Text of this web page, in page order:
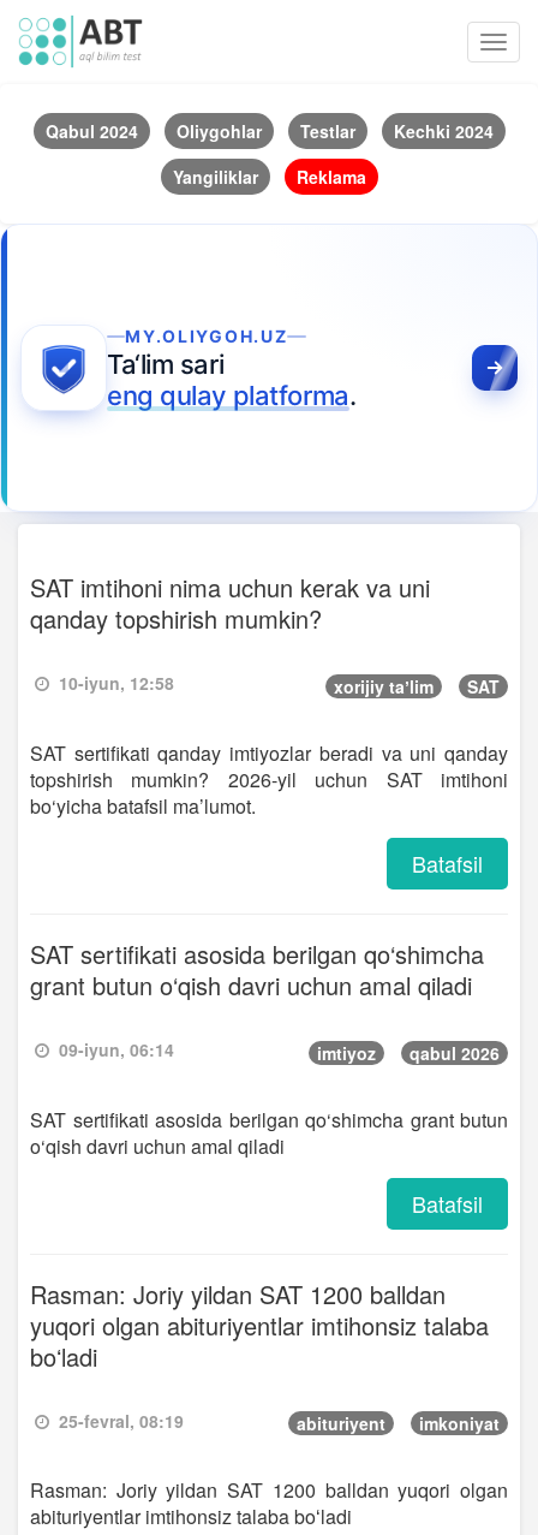
Qabul 2024 Oliygohlar Testlar
Kechki 2024
Yangiliklar
Reklama
MY.OLIYGOH.UZ
Ta‘lim sari
eng qulay platforma.
SAT imtihoni nima uchun kerak va uni
qanday topshirish mumkin?
10-iyun, 12:58 xorijiy taʼlim SAT
SAT sertifikati qanday imtiyozlar beradi va uni qanday
topshirish mumkin? 2026-yil uchun SAT imtihoni
bo‘yicha batafsil ma’lumot.
Batafsil
SAT sertifikati asosida berilgan qo‘shimcha
grant butun o‘qish davri uchun amal qiladi
09-iyun, 06:14 imtiyoz qabul 2026
SAT sertifikati asosida berilgan qo‘shimcha grant butun
o‘qish davri uchun amal qiladi
Batafsil
Rasman: Joriy yildan SAT 1200 balldan
yuqori olgan abituriyentlar imtihonsiz talaba
boʻladi
25-fevral, 08:19 abituriyent imkoniyat
Rasman: Joriy yildan SAT 1200 balldan yuqori olgan
abituriyentlar imtihonsiz talaba boʻladi